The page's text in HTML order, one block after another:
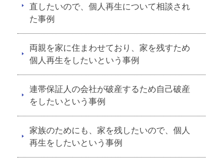
直したいので、個人再生について相談され
た事例
両親を家に住まわせており、家を残すため
個人再生をしたいという事例
連帯保証人の会社が破産するため自己破産
をしたいという事例
家族のためにも、家を残したいので、個人
再生をしたいという事例